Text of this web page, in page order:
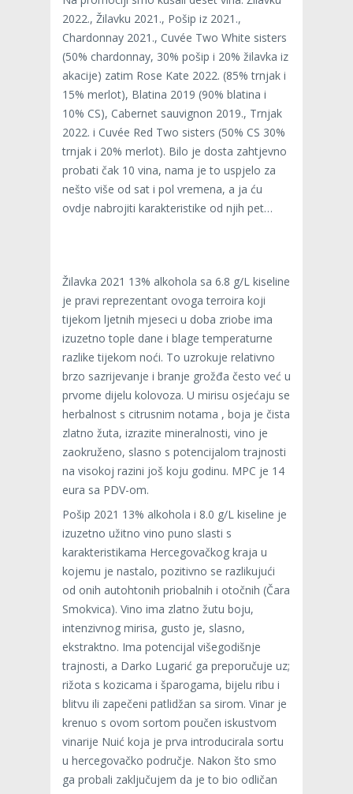
2022., Žilavku 2021., Pošip iz 2021.,
Chardonnay 2021., Cuvée Two White sisters
(50% chardonnay, 30% pošip i 20% žilavka iz
akacije) zatim Rose Kate 2022. (85% trnjak i
15% merlot), Blatina 2019 (90% blatina i
10% CS), Cabernet sauvignon 2019., Trnjak
2022. i Cuvée Red Two sisters (50% CS 30%
trnjak i 20% merlot). Bilo je dosta zahtjevno
probati čak 10 vina, nama je to uspjelo za
nešto više od sat i pol vremena, a ja ću
ovdje nabrojiti karakteristike od njih pet…
Žilavka 2021 13% alkohola sa 6.8 g/L kiseline
je pravi reprezentant ovoga terroira koji
tijekom ljetnih mjeseci u doba zriobe ima
izuzetno tople dane i blage temperaturne
razlike tijekom noći. To uzrokuje relativno
brzo sazrijevanje i branje grožđa često već u
prvome dijelu kolovoza. U mirisu osjećaju se
herbalnost s citrusnim notama , boja je čista
zlatno žuta, izrazite mineralnosti, vino je
zaokruženo, slasno s potencijalom trajnosti
na visokoj razini još koju godinu. MPC je 14
eura sa PDV-om.
Pošip 2021 13% alkohola i 8.0 g/L kiseline je
izuzetno užitno vino puno slasti s
karakteristikama Hercegovačkog kraja u
kojemu je nastalo, pozitivno se razlikujući
od onih autohtonih priobalnih i otočnih (Čara
Smokvica). Vino ima zlatno žutu boju,
intenzivnog mirisa, gusto je, slasno,
ekstraktno. Ima potencijal višegodišnje
trajnosti, a Darko Lugarić ga preporučuje uz;
rižota s kozicama i šparogama, bijelu ribu i
blitvu ili zapečeni patlidžan sa sirom. Vinar je
krenuo s ovom sortom poučen iskustvom
vinarije Nuić koja je prva introducirala sortu
u hercegovačko područje. Nakon što smo
ga probali zaključujem da je to bio odličan